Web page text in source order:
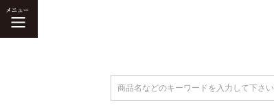
商品名などのキーワードを入力して下さい